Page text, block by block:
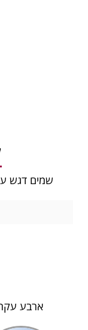
שמים דגש
ארבע